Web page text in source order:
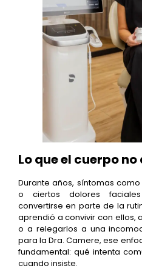
Lo que el cuerpo
Durante años, síntomas
o ciertos dolores
convertirse en parte de la
aprendió a convivir con ellos,
o a relegarlos a una
para la Dra. Camere, ese
fundamental: qué intenta
cuando insiste.